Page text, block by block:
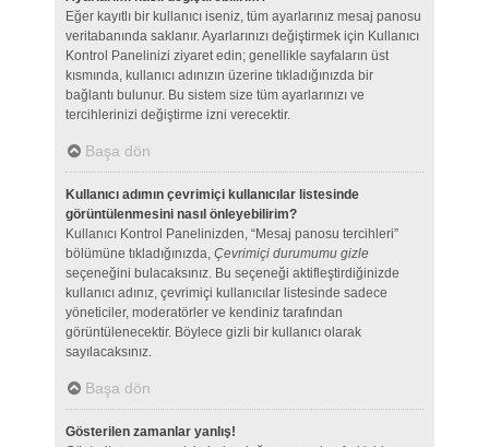
Eğer kayıtlı bir kullanıcı iseniz, tüm ayarlarınız mesaj panosu
veritabanında saklanır. Ayarlarınızı değiştirmek için Kullanıcı
Kontrol Panelinizi ziyaret edin; genellikle sayfaların üst
kısmında, kullanıcı adınızın üzerine tıkladığınızda bir
bağlantı bulunur. Bu sistem size tüm ayarlarınızı ve
tercihlerinizi değiştirme izni verecektir.
Başa dön
Kullanıcı adımın çevrimiçi kullanıcılar listesinde
görüntülenmesini nasıl önleyebilirim?
Kullanıcı Kontrol Panelinizden, “Mesaj panosu tercihleri”
bölümüne tıkladığınızda, Çevrimiçi durumumu gizle
seçeneğini bulacaksınız. Bu seçeneği aktifleştirdiğinizde
kullanıcı adınız, çevrimiçi kullanıcılar listesinde sadece
yöneticiler, moderatörler ve kendiniz tarafından
görüntülenecektir. Böylece gizli bir kullanıcı olarak
sayılacaksınız.
Başa dön
Gösterilen zamanlar yanlış!